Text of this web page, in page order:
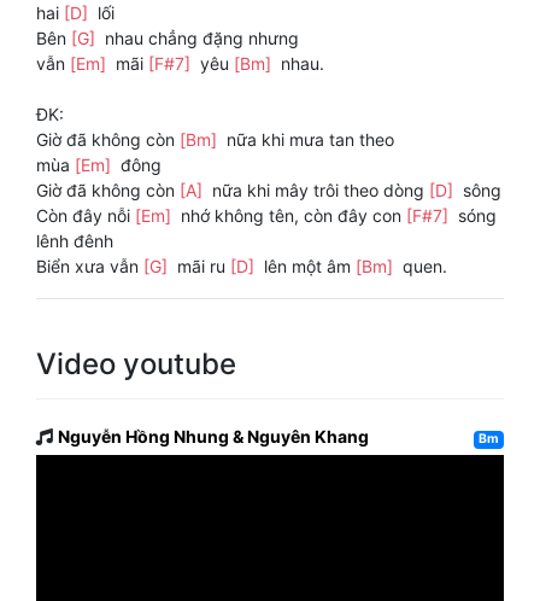
hai [D] lối
Bên [G] nhau chẳng đặng nhưng
vẫn [Em] mãi [F#7] yêu [Bm] nhau.
ĐK:
Giờ đã không còn [Bm] nữa khi mưa tan theo
mùa [Em] đông
Giờ đã không còn [A] nữa khi mây trôi theo dòng [D] sông
Còn đây nỗi [Em] nhớ không tên, còn đây con [F#7] sóng
lênh đênh
Biển xưa vẫn [G] mãi ru [D] lên một âm [Bm] quen.
Video youtube
Nguyễn Hồng Nhung & Nguyên Khang Bm